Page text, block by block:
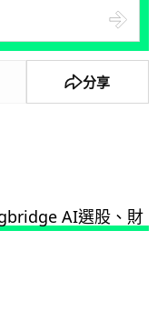
分享